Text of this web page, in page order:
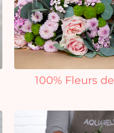
100% Fleurs